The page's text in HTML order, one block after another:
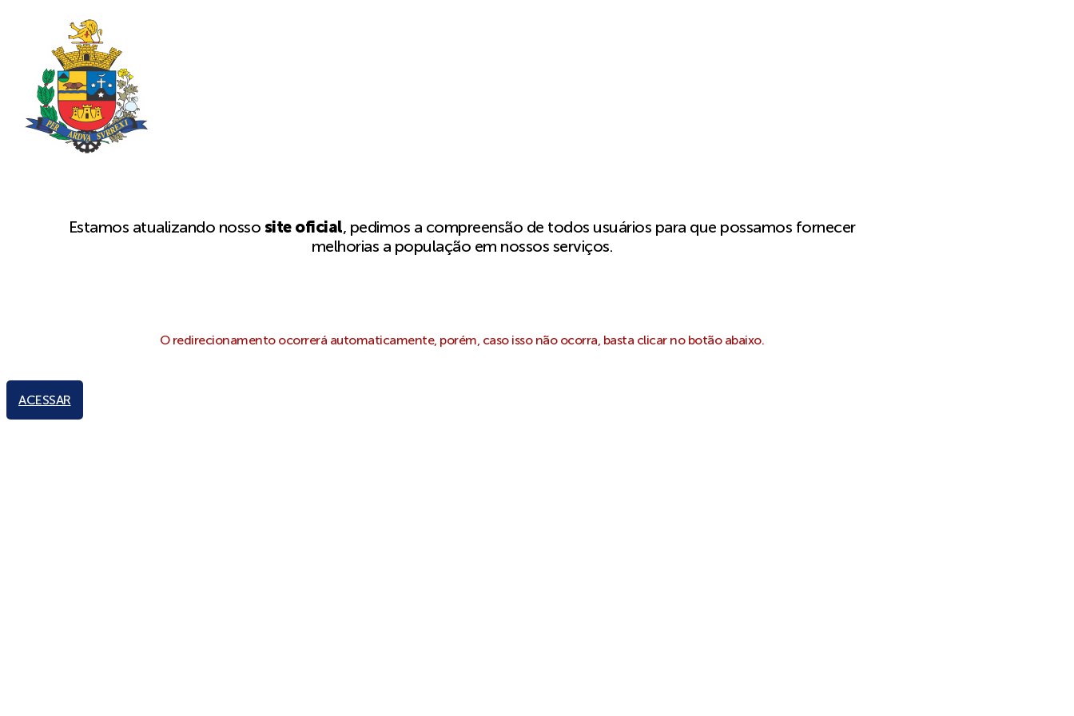
Estamos atualizando nosso site oficial, pedimos a compreensão de todos usuários para que possamos fornecer
melhorias a população em nossos serviços.
O redirecionamento ocorrerá automaticamente, porém, caso isso não ocorra, basta clicar no botão abaixo.
ACESSAR